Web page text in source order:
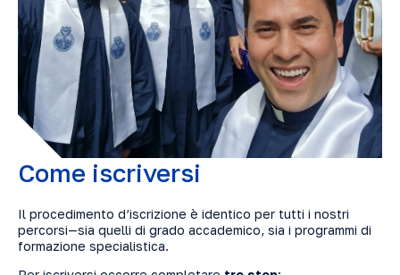
Come iscriversi
Il procedimento d’iscrizione è identico per tutti i nostri
percorsi—sia quelli di grado accademico, sia i programmi di
formazione specialistica.